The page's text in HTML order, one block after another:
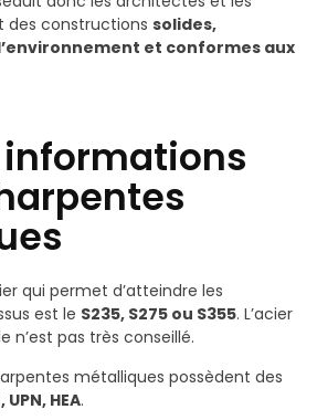
des constructions solides,
et conformes aux
informations
qui permet d’atteindre les
est le S235, S275 ou S355. L’acier
n’est pas très conseillé.
métalliques possèdent des
UPN, HEA.